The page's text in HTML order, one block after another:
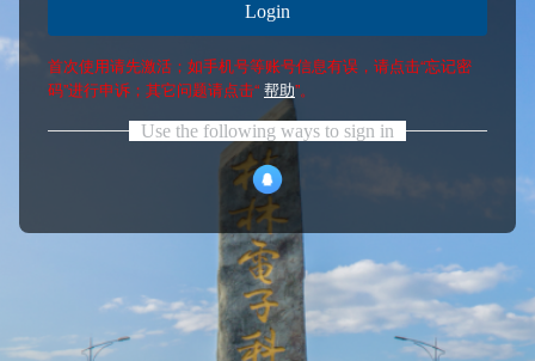
Login
首次使用请先激活；如手机号等账号信息有误，请点击“忘记密
码”进行申诉；其它问题请点击“ 帮助”。
Use the following ways to sign in